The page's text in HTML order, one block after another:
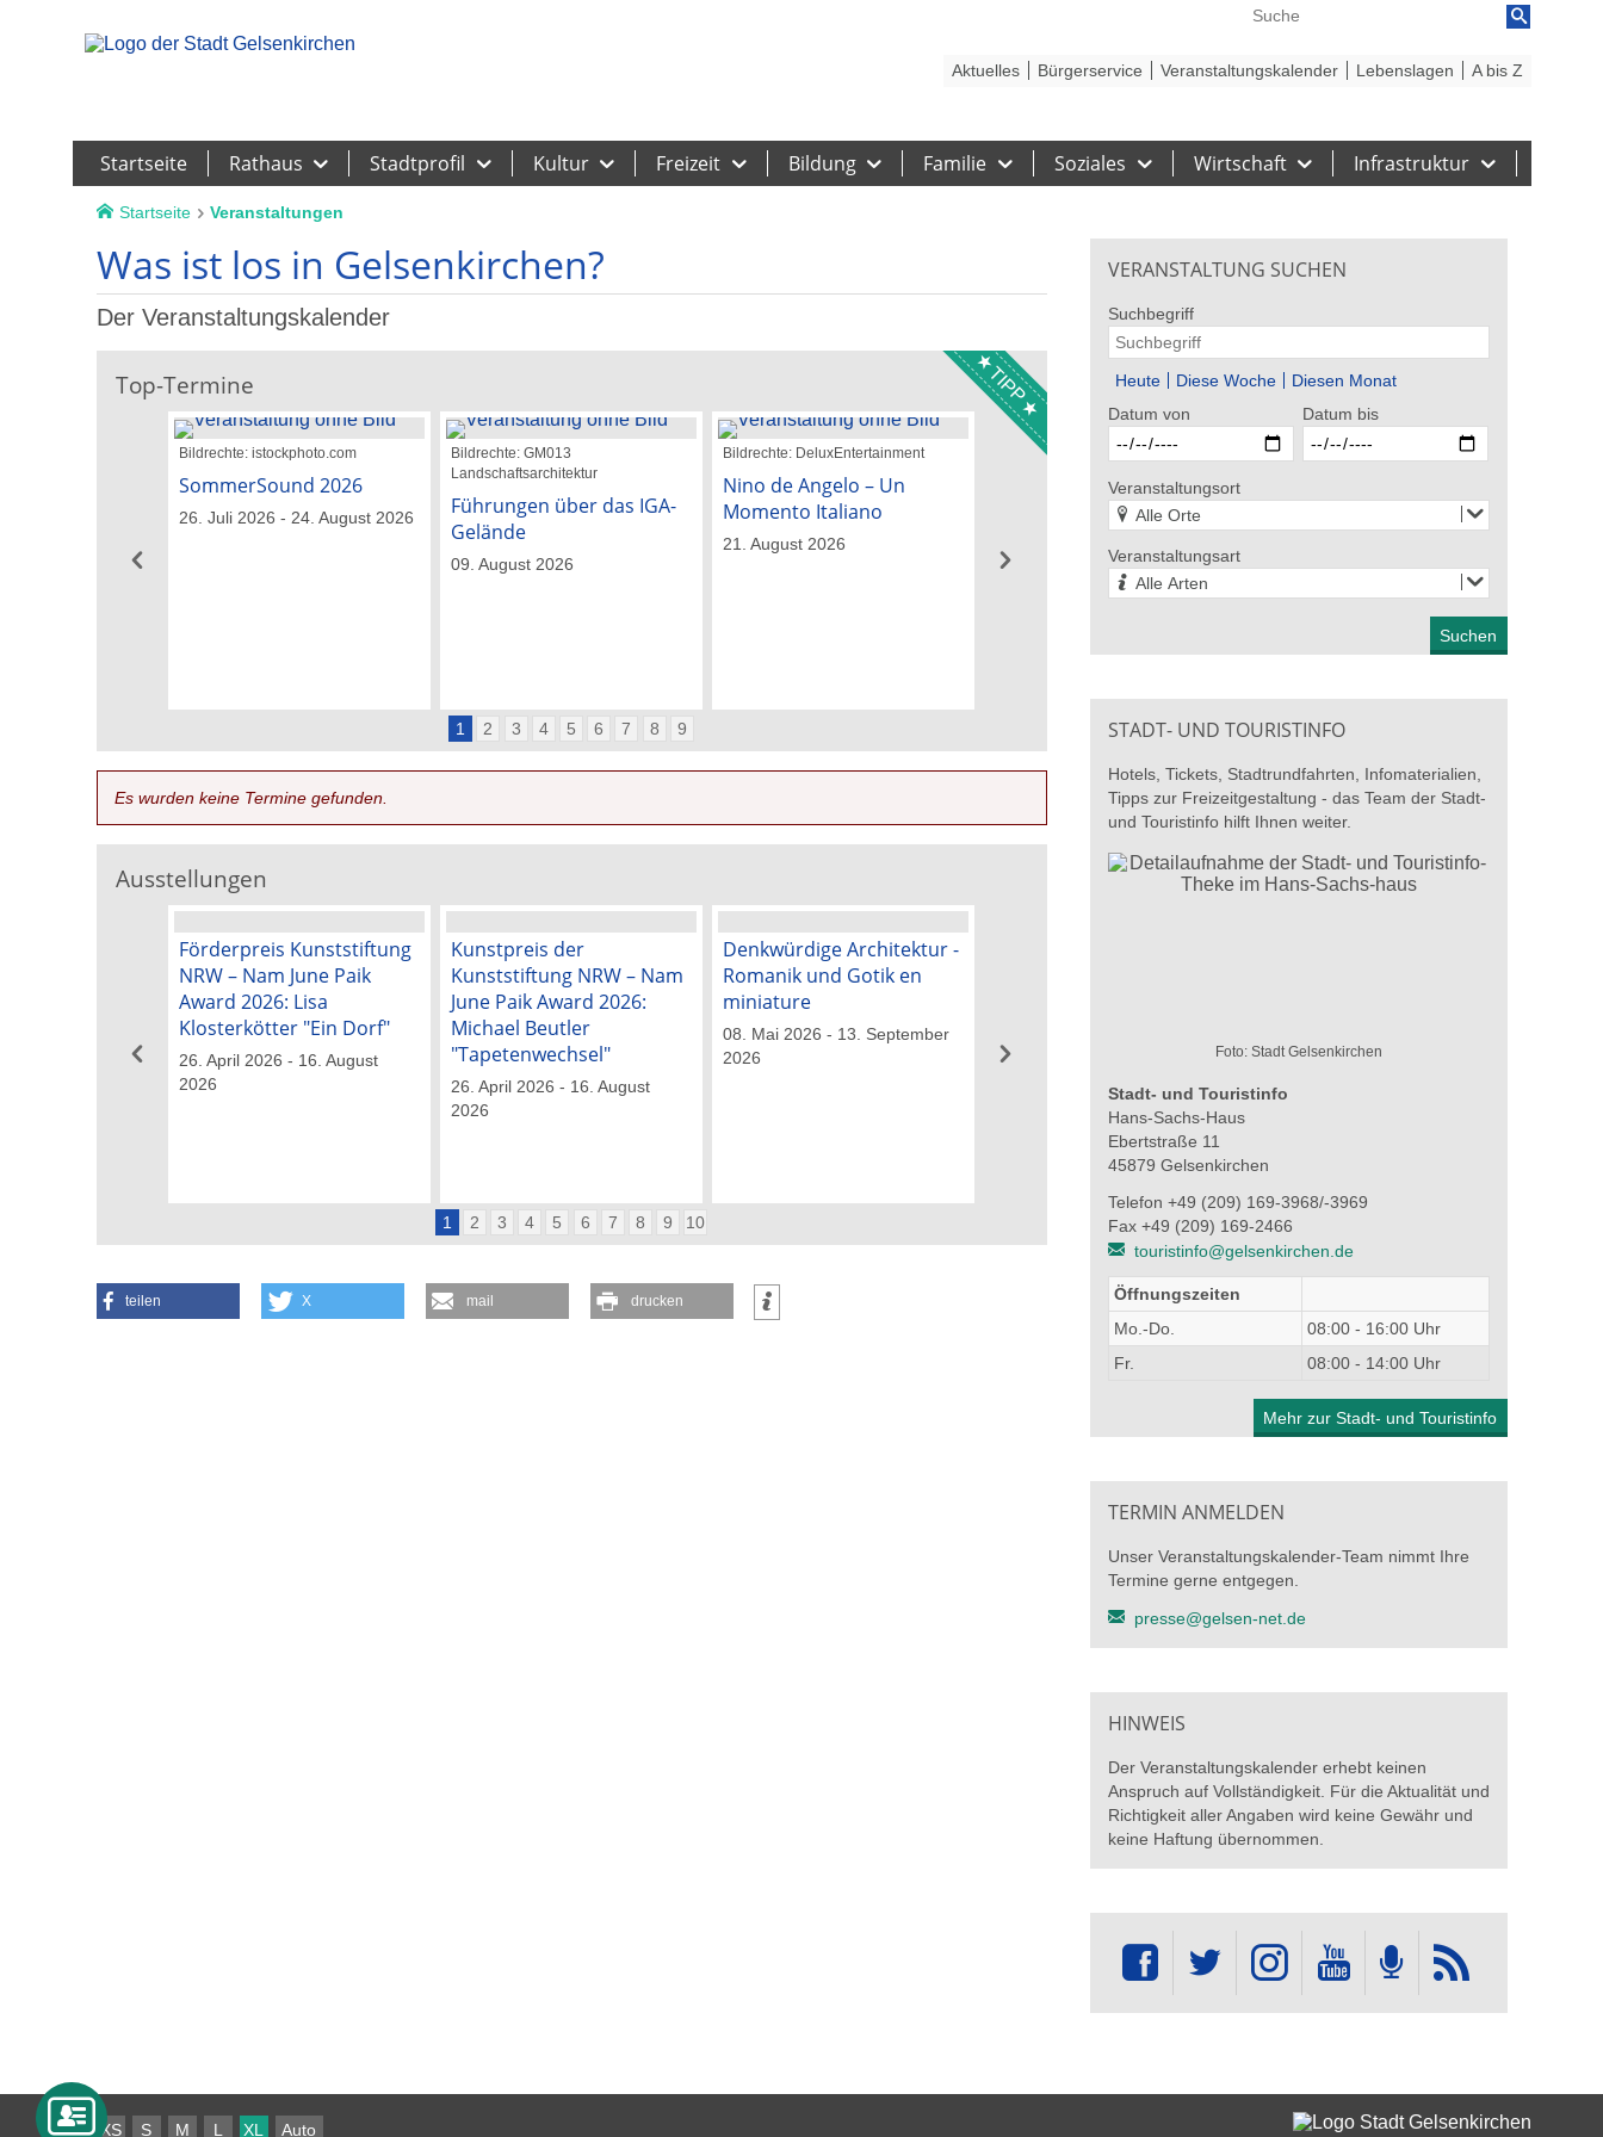
Startseite Rathaus Stadtprofil Kultur Freizeit Bildung Familie Soziales Wirtschaft Infrastruktur
Aktuelles Bürgerservice Veranstaltungskalender Lebenslagen A bis Z
Startseite Veranstaltungen
Was ist los in Gelsenkirchen?
Der Veranstaltungskalender
Top-Termine TIPP
Bildrechte: istockphoto.com
SommerSound 2026
26. Juli 2026 - 24. August 2026
Bildrechte: GM013
Landschaftsarchitektur
Führungen über das IGA-
Gelände
09. August 2026
Bildrechte: DeluxEntertainment
Nino de Angelo – Un
Momento Italiano
21. August 2026
Bildrechte: Stadt Gelsenkirchen
26. August 2026
Bildrechte: Stadt Gelsenkirchen
SOMMER MIT EUCH – 2026
1 2 3 4 5 6 7 8 9
Es wurden keine Termine gefunden.
Ausstellungen
Förderpreis Kunststiftung
NRW – Nam June Paik
Award 2026: Lisa
Klosterkötter "Ein Dorf"
26. April 2026 - 16. August
2026
Kunstpreis der
Kunststiftung NRW – Nam
June Paik Award 2026:
Michael Beutler
"Tapetenwechsel"
26. April 2026 - 16. August
2026
Denkwürdige Architektur -
Romanik und Gotik en
miniature
08. Mai 2026 - 13. September
2026
1 2 3 4 5 6 7 8 9 10
teilen X mail drucken
VERANSTALTUNG SUCHEN
Suchbegriff
Heute Diese Woche
Diesen Monat
Datum von
Datum bis
Veranstaltungsort
Alle Orte
Veranstaltungsart
Alle Arten
STADT- UND TOURISTINFO
Hotels, Tickets, Stadtrundfahrten, Infomaterialien,
Tipps zur Freizeitgestaltung - das Team der Stadt-
und Touristinfo hilft Ihnen weiter.
Foto: Stadt Gelsenkirchen
Stadt- und Touristinfo
Hans-Sachs-Haus
Ebertstraße 11
45879 Gelsenkirchen
Telefon +49 (209) 169-3968/-3969
Fax +49 (209) 169-2466
touristinfo@gelsenkirchen.de
Öffnungszeiten
Mo.-Do.
08:00 - 16:00 Uhr
Fr.
08:00 - 14:00 Uhr
Mehr zur Stadt- und Touristinfo
TERMIN ANMELDEN
Unser Veranstaltungskalender-Team nimmt Ihre
Termine gerne entgegen.
presse@gelsen-net.de
HINWEIS
Der Veranstaltungskalender erhebt keinen
Anspruch auf Vollständigkeit. Für die Aktualität und
Richtigkeit aller Angaben wird keine Gewähr und
keine Haftung übernommen.
XS S M L XL Auto